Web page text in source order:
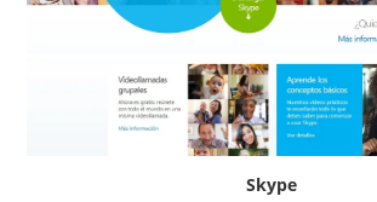
Skype